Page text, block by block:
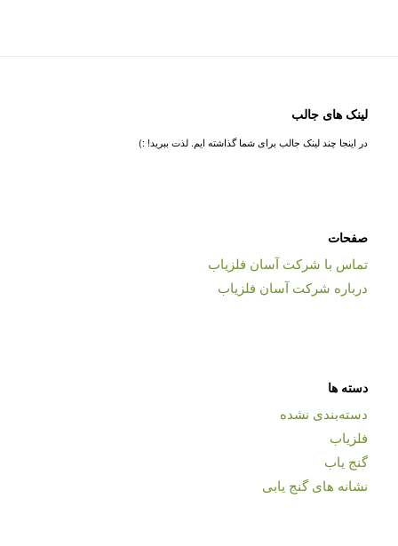
لینک های جالب
در اینجا چند لینک جالب برای شما گذاشته ایم. لذت ببرید! :)
صفحات
تماس با شرکت آسان فلزیاب
درباره شرکت آسان فلزیاب
دسته ها
دسته‌بندی نشده
فلزیاب
گنج یاب
نشانه های گنج یابی